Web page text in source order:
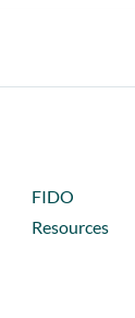
FIDO
Resources